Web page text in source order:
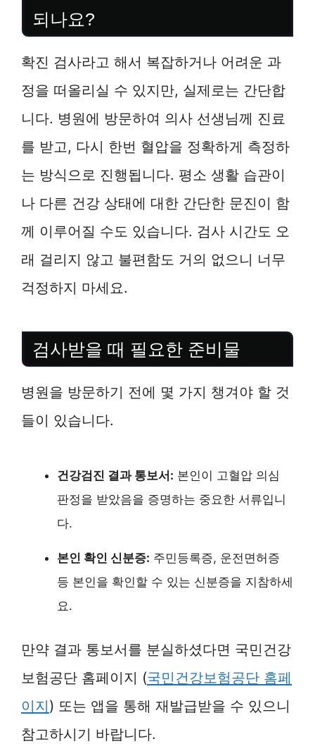
되나요?
확진 검사라고 해서 복잡하거나 어려운 과
정을 떠올리실 수 있지만, 실제로는 간단합
니다. 병원에 방문하여 의사 선생님께 진료
를 받고, 다시 한번 혈압을 정확하게 측정하
는 방식으로 진행됩니다. 평소 생활 습관이
나 다른 건강 상태에 대한 간단한 문진이 함
께 이루어질 수도 있습니다. 검사 시간도 오
래 걸리지 않고 불편함도 거의 없으니 너무
걱정하지 마세요.
검사받을 때 필요한 준비물
병원을 방문하기 전에 몇 가지 챙겨야 할 것
들이 있습니다.
건강검진 결과 통보서: 본인이 고혈압 의심
판정을 받았음을 증명하는 중요한 서류입니
다.
본인 확인 신분증: 주민등록증, 운전면허증
등 본인을 확인할 수 있는 신분증을 지참하세
요.
만약 결과 통보서를 분실하셨다면 국민건강
보험공단 홈페이지 (국민건강보험공단 홈페
이지) 또는 앱을 통해 재발급받을 수 있으니
참고하시기 바랍니다.